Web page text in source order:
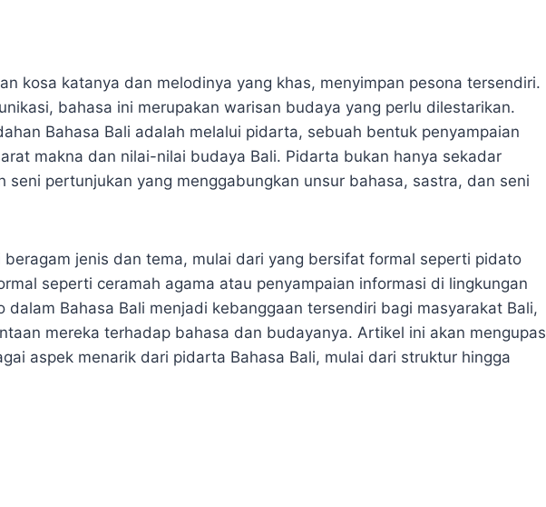
kosa katanya dan melodinya yang khas, menyimpan pesona tersendiri.
bahasa ini merupakan warisan budaya yang perlu dilestarikan.
Bahasa Bali adalah melalui pidarta, sebuah bentuk penyampaian
makna dan nilai-nilai budaya Bali. Pidarta bukan hanya sekadar
seni pertunjukan yang menggabungkan unsur bahasa, sastra, dan seni
beragam jenis dan tema, mulai dari yang bersifat formal seperti pidato
seperti ceramah agama atau penyampaian informasi di lingkungan
dalam Bahasa Bali menjadi kebanggaan tersendiri bagi masyarakat Bali,
mereka terhadap bahasa dan budayanya. Artikel ini akan mengupas
aspek menarik dari pidarta Bahasa Bali, mulai dari struktur hingga